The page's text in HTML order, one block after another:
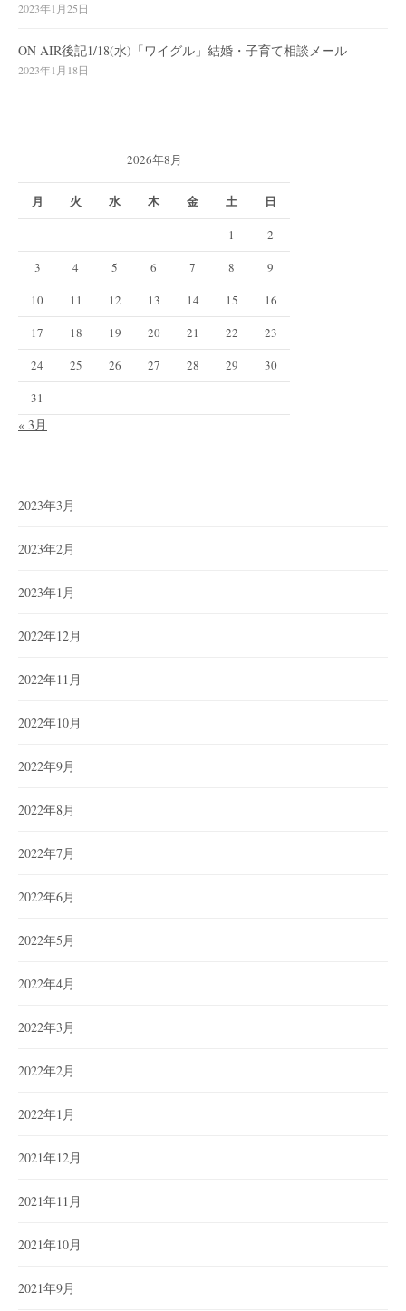
2023年1月25日
ON AIR後記1/18(水)「ワイグル」結婚・子育て相談メール
2023年1月18日
2026年8月
月 火 水 木 金 土 日
1
2
3
4 5 6 7 8
9
10
11 12 13 14 15
16
17
18 19 20 21 22
23
24
25 26 27 28 29
30
31
« 3月
2023年3月
2023年2月
2023年1月
2022年12月
2022年11月
2022年10月
2022年9月
2022年8月
2022年7月
2022年6月
2022年5月
2022年4月
2022年3月
2022年2月
2022年1月
2021年12月
2021年11月
2021年10月
2021年9月